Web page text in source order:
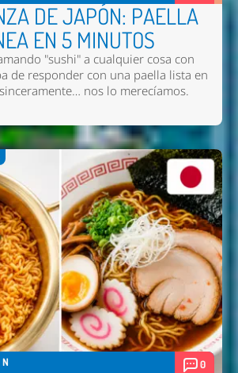
DE JAPÓN: PAELLA
EN 5 MINUTOS
"sushi" a cualquier cosa con
de responder con una paella lista en
nos lo merecíamos.
0